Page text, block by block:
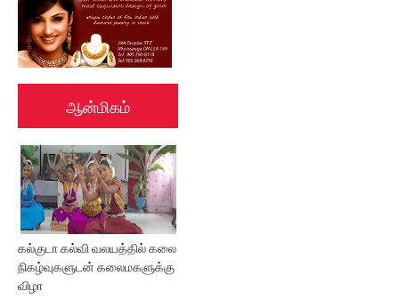
ஆன்மிகம்
கல்குடா கல்வி வலயத்தில் கலை
நிகழ்வுகளுடன் கலைமகளுக்கு
விழா